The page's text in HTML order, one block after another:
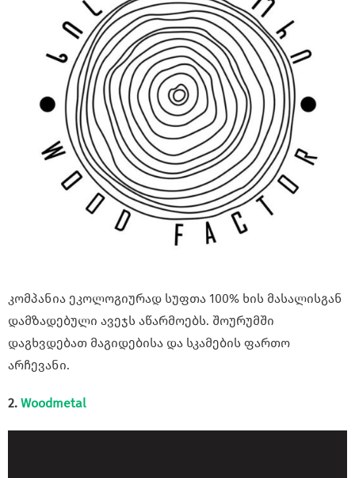
კომპანია ეკოლოგიურად სუფთა 100% ხის მასალისგან
დამზადებული ავეჯს აწარმოებს. შოურუმში
დაგხვდებათ მაგიდებისა და სკამების ფართო
არჩევანი.
2. Woodmetal